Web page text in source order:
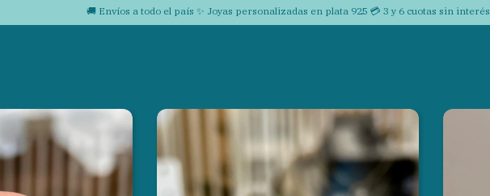
🚚 Envíos a todo el país ✨ Joyas personalizadas en plata 925 💳 3 y 6 cuotas sin interés